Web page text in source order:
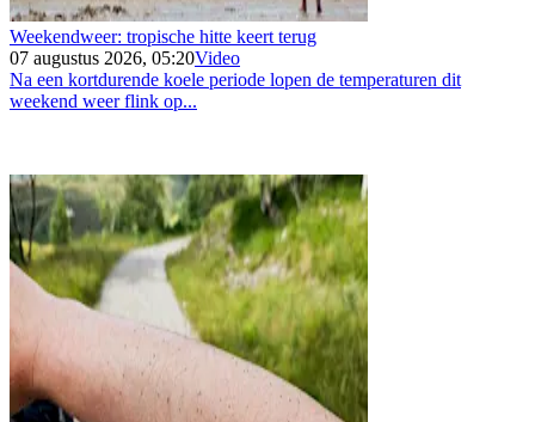
Weekendweer: tropische hitte keert terug
07 augustus 2026, 05:20Video
Na een kortdurende koele periode lopen de temperaturen dit
weekend weer flink op...